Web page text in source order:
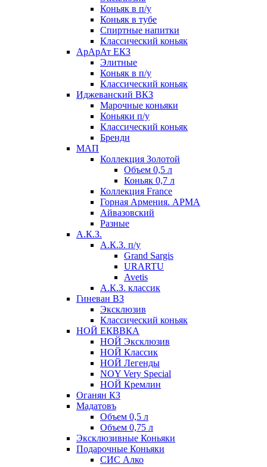
Коньяк в п/у
Коньяк в тубе
Спиртные напитки
Классический коньяк
АрАрАт ЕКЗ
Элитные
Коньяк в п/у
Классический коньяк
Иджеванский ВКЗ
Марочные коньяки
Коньяки п/у
Классический коньяк
Бренди
МАП
Коллекция Золотой
Объем 0,5 л
Коньяк 0,7 л
Коллекция France
Горная Армения. АРМА
Айвазовский
Разные
А.К.З.
А.К.З. п/у
Grand Sargis
URARTU
Avetis
А.К.З. классик
Гиневан ВЗ
Эксклюзив
Классический коньяк
НОЙ ЕКВВКА
НОЙ Эксклюзив
НОЙ Классик
НОЙ Легенды
NOY Very Speсial
НОЙ Кремлин
Оганян КЗ
Мадатовъ
Объем 0,5 л
Объем 0,75 л
Эксклюзивные Коньяки
Подарочные Коньяки
СИС Алко